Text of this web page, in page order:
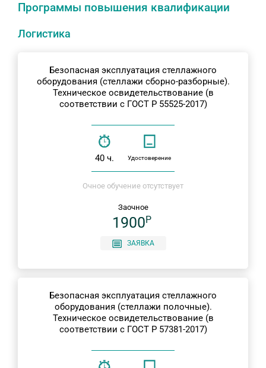
Программы повышения квалификации
Логистика
Безопасная эксплуатация стеллажного
оборудования (стеллажи сборно-разборные).
Техническое освидетельствование (в
соответствии с ГОСТ Р 55525-2017)
40 ч. Удостоверение
Очное обучение отсутствует
Заочное
1900P
ЗАЯВКА
Безопасная эксплуатация стеллажного
оборудования (стеллажи полочные).
Техническое освидетельствование (в
соответствии с ГОСТ Р 57381-2017)